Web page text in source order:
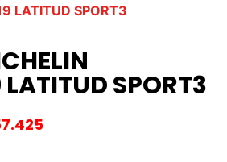
LATITUD SPORT3
SPORT3